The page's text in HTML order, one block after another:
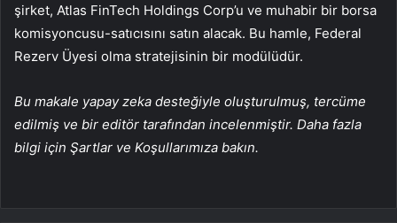
şirket, Atlas FinTech Holdings Corp’u ve muhabir bir borsa
komisyoncusu-satıcısını satın alacak. Bu hamle, Federal
Rezerv Üyesi olma stratejisinin bir modülüdür.
Bu makale yapay zeka desteğiyle oluşturulmuş, tercüme
edilmiş ve bir editör tarafından incelenmiştir. Daha fazla
bilgi için Şartlar ve Koşullarımıza bakın.